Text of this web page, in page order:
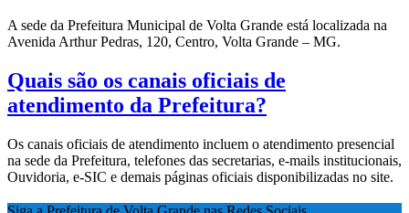
A sede da Prefeitura Municipal de Volta Grande está localizada na
Avenida Arthur Pedras, 120, Centro, Volta Grande – MG.
Quais são os canais oficiais de
atendimento da Prefeitura?
Os canais oficiais de atendimento incluem o atendimento presencial
na sede da Prefeitura, telefones das secretarias, e-mails institucionais,
Ouvidoria, e-SIC e demais páginas oficiais disponibilizadas no site.